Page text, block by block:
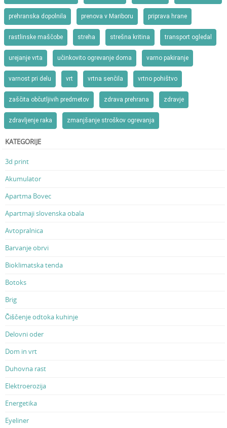
prehranska dopolnila prenova v Mariboru priprava hrane
rastlinske maščobe streha strešna kritina transport ogledal
urejanje vrta učinkovito ogrevanje doma varno pakiranje
varnost pri delu vrt vrtna senčila vrtno pohištvo
zaščita občutljivih predmetov zdrava prehrana zdravje
zdravljenje raka zmanjšanje stroškov ogrevanja
KATEGORIJE
3d print
Akumulator
Apartma Bovec
Apartmaji slovenska obala
Avtopralnica
Barvanje obrvi
Bioklimatska tenda
Botoks
Brig
Čiščenje odtoka kuhinje
Delovni oder
Dom in vrt
Duhovna rast
Elektroerozija
Energetika
Eyeliner